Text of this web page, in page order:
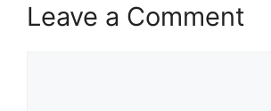
Leave a Comment